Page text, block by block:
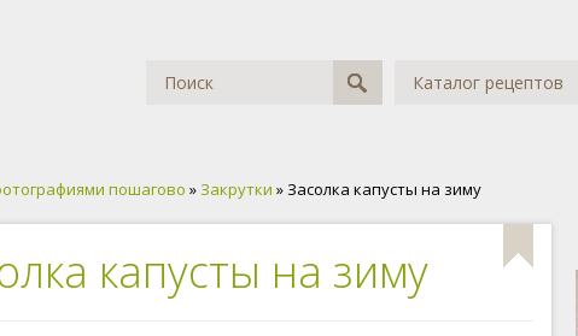
Каталог рецептов
пошагово » Закрутки » Засолка капусты на зиму
капусты на зиму